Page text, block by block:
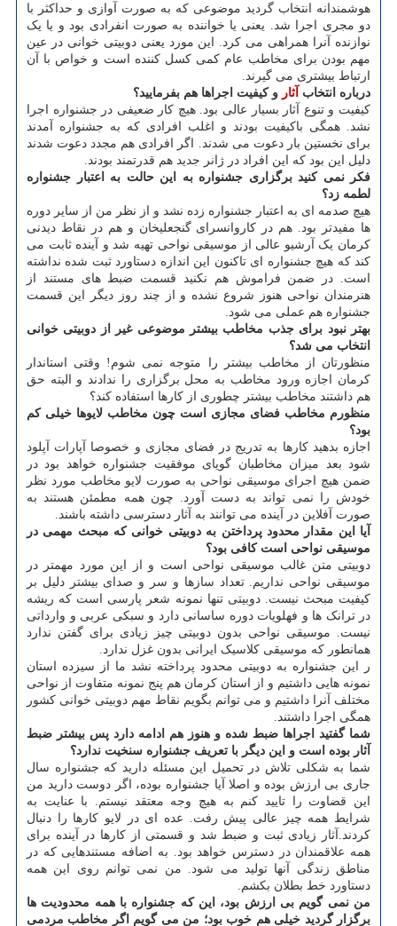
هوشمندانه انتخاب گردید موضوعی که به صورت آوازی و حداکثر با
دو مجری اجرا شد. یعنی یا خواننده به صورت انفرادی بود و یا یک
نوازنده آنرا همراهی می کرد. این مورد یعنی دوبیتی خوانی در عین
مهم بودن برای مخاطب عام کمی کسل کننده است و خواص با آن
ارتباط بیشتری می گیرند.
درباره انتخاب آثار و کیفیت اجراها هم بفرمایید؟
کیفیت و تنوع آثار بسیار عالی بود. هیچ کار ضعیفی در جشنواره اجرا
نشد. همگی باکیفیت بودند و اغلب افرادی که به جشنواره آمدند
برای نخستین بار دعوت می شدند. اگر افرادی هم مجدد دعوت شدند
دلیل این بود که این افراد در ژانر جدید هم قدرتمند بودند.
فکر نمی کنید برگزاری جشنواره به این حالت به اعتبار جشنواره
لطمه زد؟
هیچ صدمه ای به اعتبار جشنواره زده نشد و از نظر من از سایر دوره
ها مفیدتر بود. هم در کاروانسرای گنجعلیخان و هم در نقاط دیدنی
کرمان یک آرشیو عالی از موسیقی نواحی تهیه شد و آینده ثابت می
کند که هیچ جشنواره ای تاکنون این اندازه دستاورد ثبت شده نداشته
است. در ضمن فراموش هم نکنید قسمت ضبط های مستند از
هنرمندان نواحی هنوز شروع نشده و از چند روز دیگر این قسمت
جشنواره هم عملی می شود.
بهتر نبود برای جذب مخاطب بیشتر موضوعی غیر از دوبیتی خوانی
انتخاب می شد؟
منظورتان از مخاطب بیشتر را متوجه نمی شوم! وقتی استاندار
کرمان اجازه ورود مخاطب به محل برگزاری را ندادند و البته حق
هم داشتند مخاطب بیشتر چطوری از کارها استفاده کند؟
منظورم مخاطب فضای مجازی است چون مخاطب لایوها خیلی کم
بود؟
اجازه بدهید کارها به تدریج در فضای مجازی و خصوصا آپارات آپلود
شود بعد میزان مخاطبان گویای موفقیت جشنواره خواهد بود در
ضمن هیچ اجرای موسیقی نواحی به صورت لایو مخاطب مورد نظر
خودش را نمی تواند به دست آورد. چون همه مطمئن هستند به
صورت آفلاین در آینده می توانند به آثار دسترسی داشته باشند.
آیا این مقدار محدود پرداختن به دوبیتی خوانی که مبحث مهمی در
موسیقی نواحی است کافی بود؟
دوبیتی متن غالب موسیقی نواحی است و از این مورد مهمتر در
موسیقی نواحی نداریم. تعداد سازها و سر و صدای بیشتر دلیل بر
کیفیت مبحث نیست. دوبیتی تنها نمونه شعر پارسی است که ریشه
در ترانک ها و فهلویات دوره ساسانی دارد و سبکی عربی و وارداتی
نیست. موسیقی نواحی بدون دوبیتی چیز زیادی برای گفتن ندارد
همانطور که موسیقی کلاسیک ایرانی بدون غزل ندارد.
ر این جشنواره به دوبیتی محدود پرداخته نشد ما از سیزده استان
نمونه هایی داشتیم و از استان کرمان هم پنج نمونه متفاوت از نواحی
مختلف آنرا داشتیم و می توانم بگویم نقاط مهم دوبیتی خوانی کشور
همگی اجرا داشتند.
شما گفتید اجراها ضبط شده و هنوز هم ادامه دارد پس بیشتر ضبط
آثار بوده است و این دیگر با تعریف جشنواره سنخیت ندارد؟
شما به شکلی تلاش در تحمیل این مسئله دارید که جشنواره سال
جاری بی ارزش بوده و اصلا آیا جشنواره بوده، اگر دوست دارید من
این قضاوت را تایید کنم به هیچ وجه معتقد نیستم. با عنایت به
شرایط همه چیز عالی پیش رفت. عده ای در لایو کارها را دنبال
کردند.آثار زیادی ثبت و ضبط شد و قسمتی از کارها در آینده برای
همه علاقمندان در دسترس خواهد بود. به اضافه مستندهایی که در
مناطق زندگی آنها تولید می شود. من نمی توانم روی این همه
دستاورد خط بطلان بکشم.
من نمی گویم بی ارزش بود، این که جشنواره با همه محدودیت ها
برگزار گردید خیلی هم خوب بود؛ من می گویم اگر مخاطب مردمی